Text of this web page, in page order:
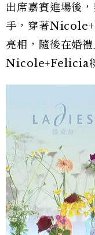
出席嘉賓進場後
手，穿著
亮相，隨後在婚
Nicole+Felicia粉